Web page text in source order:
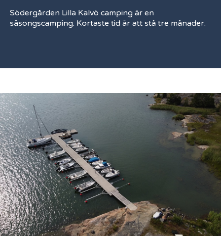
Södergården Lilla Kalvö camping är en
säsongscamping. Kortaste tid är att stå tre månader.